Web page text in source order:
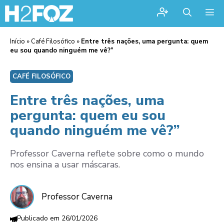
Início » Café Filosófico » Entre três nações, uma pergunta: quem
eu sou quando ninguém me vê?”
CAFÉ FILOSÓFICO
Entre três nações, uma
pergunta: quem eu sou
quando ninguém me vê?”
Professor Caverna reflete sobre como o mundo
nos ensina a usar máscaras.
Professor Caverna
26/01/2026